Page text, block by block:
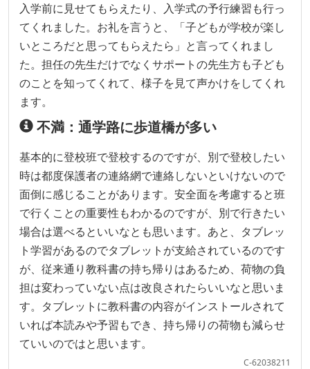
入学前に見せてもらえたり、入学式の予行練習も行っ
てくれました。お礼を言うと、「子どもが学校が楽し
いところだと思ってもらえたら」と言ってくれまし
た。担任の先生だけでなくサポートの先生方も子ども
のことを知ってくれて、様子を見て声かけをしてくれ
ます。
不満：通学路に歩道橋が多い
基本的に登校班で登校するのですが、別で登校したい
時は都度保護者の連絡網で連絡しないといけないので
面倒に感じることがあります。安全面を考慮すると班
で行くことの重要性もわかるのですが、別で行きたい
場合は選べるといいなとも思います。あと、タブレッ
ト学習があるのでタブレットが支給されているのです
が、従来通り教科書の持ち帰りはあるため、荷物の負
担は変わっていない点は改良されたらいいなと思いま
す。タブレットに教科書の内容がインストールされて
いれば本読みや予習もでき、持ち帰りの荷物も減らせ
ていいのではと思います。
C-62038211